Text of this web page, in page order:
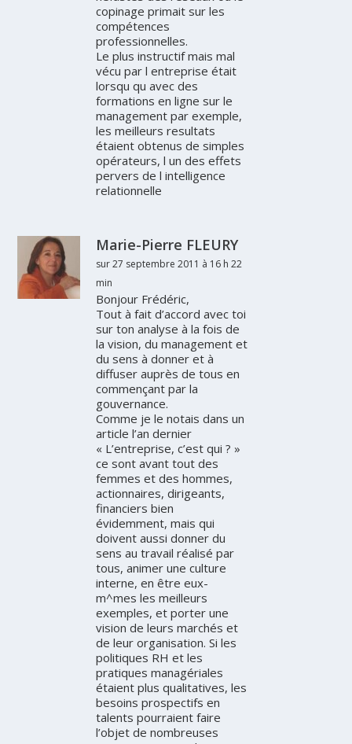
copinage primait sur les
compétences
professionnelles.
Le plus instructif mais mal
vécu par l entreprise était
lorsqu qu avec des
formations en ligne sur le
management par exemple,
les meilleurs resultats
étaient obtenus de simples
opérateurs, l un des effets
pervers de l intelligence
relationnelle
Marie-Pierre FLEURY
sur 27 septembre 2011 à 16 h 22
min
Bonjour Frédéric,
Tout à fait d’accord avec toi
sur ton analyse à la fois de
la vision, du management et
du sens à donner et à
diffuser auprès de tous en
commençant par la
gouvernance.
Comme je le notais dans un
article l’an dernier
« L’entreprise, c’est qui ? »
ce sont avant tout des
femmes et des hommes,
actionnaires, dirigeants,
financiers bien
évidemment, mais qui
doivent aussi donner du
sens au travail réalisé par
tous, animer une culture
interne, en être eux-
m^mes les meilleurs
exemples, et porter une
vision de leurs marchés et
de leur organisation. Si les
politiques RH et les
pratiques managériales
étaient plus qualitatives, les
besoins prospectifs en
talents pourraient faire
l’objet de nombreuses